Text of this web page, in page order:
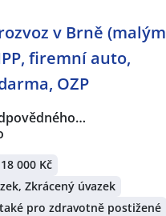
v Brně (malým
firemní auto,
OZP
000 Kč
Zkrácený úvazek
pro zdravotně postižené